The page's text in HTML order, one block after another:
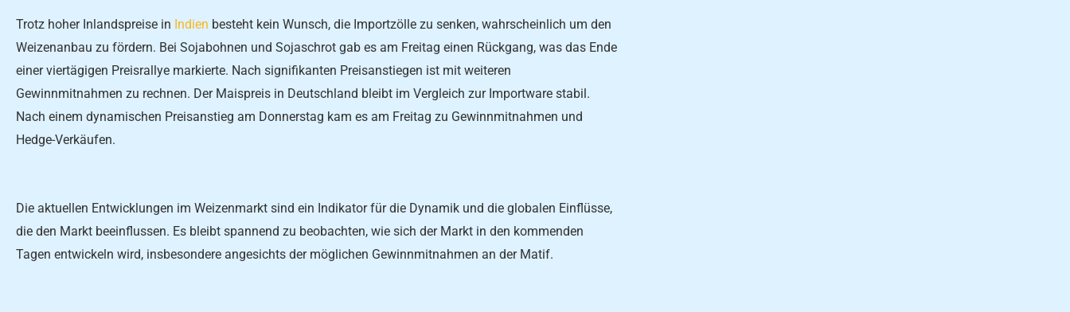
Trotz hoher Inlandspreise in Indien besteht kein Wunsch, die Importzölle zu senken, wahrscheinlich um den
Weizenanbau zu fördern. Bei Sojabohnen und Sojaschrot gab es am Freitag einen Rückgang, was das Ende
einer viertägigen Preisrallye markierte. Nach signifikanten Preisanstiegen ist mit weiteren
Gewinnmitnahmen zu rechnen. Der Maispreis in Deutschland bleibt im Vergleich zur Importware stabil.
Nach einem dynamischen Preisanstieg am Donnerstag kam es am Freitag zu Gewinnmitnahmen und
Hedge-Verkäufen.
Die aktuellen Entwicklungen im Weizenmarkt sind ein Indikator für die Dynamik und die globalen Einflüsse,
die den Markt beeinflussen. Es bleibt spannend zu beobachten, wie sich der Markt in den kommenden
Tagen entwickeln wird, insbesondere angesichts der möglichen Gewinnmitnahmen an der Matif.